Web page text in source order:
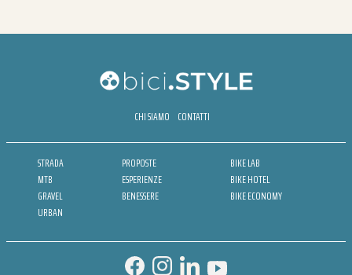
CHI SIAMO CONTATTI
STRADA
MTB
GRAVEL
URBAN
PROPOSTE
ESPERIENZE
BENESSERE
BIKE LAB
BIKE HOTEL
BIKE ECONOMY